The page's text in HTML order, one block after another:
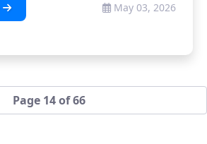
May 03, 2026
Page 14 of 66